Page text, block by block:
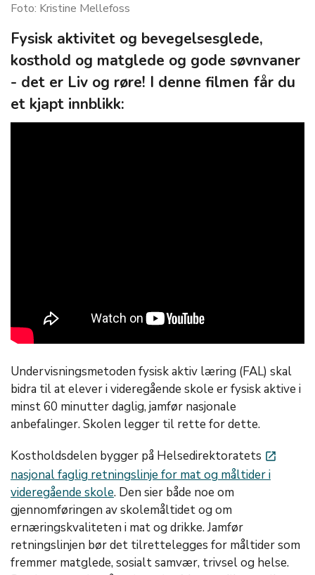
Foto: Kristine Mellefoss
Fysisk aktivitet og bevegelsesglede,
kosthold og matglede og gode søvnvaner
- det er Liv og røre! I denne filmen får du
et kjapt innblikk:
Undervisningsmetoden fysisk aktiv læring (FAL) skal
bidra til at elever i videregående skole er fysisk aktive i
minst 60 minutter daglig, jamfør nasjonale
anbefalinger. Skolen legger til rette for dette.
Kostholdsdelen bygger på Helsedirektoratets launch
nasjonal faglig retningslinje for mat og måltider i
videregående skole. Den sier både noe om
gjennomføringen av skolemåltidet og om
ernæringskvaliteten i mat og drikke. Jamfør
retningslinjen bør det tilrettelegges for måltider som
fremmer matglede, sosialt samvær, trivsel og helse.